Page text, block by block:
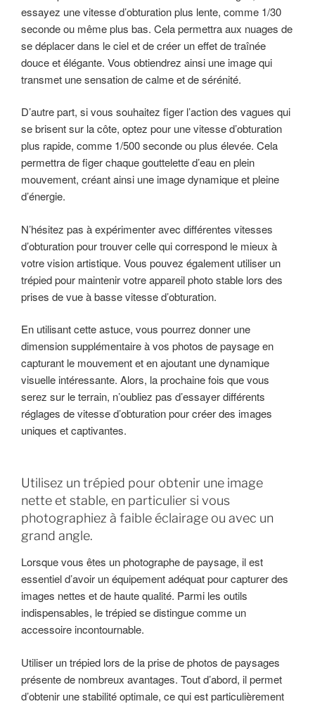
essayez une vitesse d’obturation plus lente, comme 1/30
seconde ou même plus bas. Cela permettra aux nuages de
se déplacer dans le ciel et de créer un effet de traînée
douce et élégante. Vous obtiendrez ainsi une image qui
transmet une sensation de calme et de sérénité.
D’autre part, si vous souhaitez figer l’action des vagues qui
se brisent sur la côte, optez pour une vitesse d’obturation
plus rapide, comme 1/500 seconde ou plus élevée. Cela
permettra de figer chaque gouttelette d’eau en plein
mouvement, créant ainsi une image dynamique et pleine
d’énergie.
N’hésitez pas à expérimenter avec différentes vitesses
d’obturation pour trouver celle qui correspond le mieux à
votre vision artistique. Vous pouvez également utiliser un
trépied pour maintenir votre appareil photo stable lors des
prises de vue à basse vitesse d’obturation.
En utilisant cette astuce, vous pourrez donner une
dimension supplémentaire à vos photos de paysage en
capturant le mouvement et en ajoutant une dynamique
visuelle intéressante. Alors, la prochaine fois que vous
serez sur le terrain, n’oubliez pas d’essayer différents
réglages de vitesse d’obturation pour créer des images
uniques et captivantes.
Utilisez un trépied pour obtenir une image
nette et stable, en particulier si vous
photographiez à faible éclairage ou avec un
grand angle.
Lorsque vous êtes un photographe de paysage, il est
essentiel d’avoir un équipement adéquat pour capturer des
images nettes et de haute qualité. Parmi les outils
indispensables, le trépied se distingue comme un
accessoire incontournable.
Utiliser un trépied lors de la prise de photos de paysages
présente de nombreux avantages. Tout d’abord, il permet
d’obtenir une stabilité optimale, ce qui est particulièrement